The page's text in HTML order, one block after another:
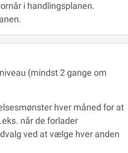
i handlingsplanen.
(mindst 2 gange om
hver måned for at
når de forlader
ved at vælge hver anden